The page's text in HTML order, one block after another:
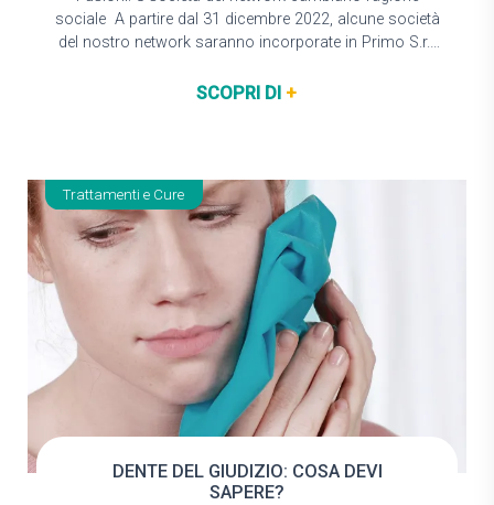
sociale A partire dal 31 dicembre 2022, alcune società
del nostro network saranno incorporate in Primo S.r.l.
SCOPRI DI +
Trattamenti e Cure
DENTE DEL GIUDIZIO: COSA DEVI
SAPERE?